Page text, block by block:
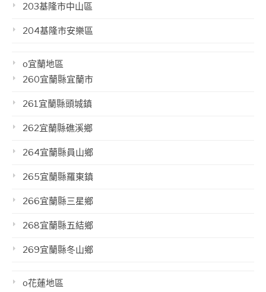
203基隆市中山區
204基隆市安樂區
o宜蘭地區
260宜蘭縣宜蘭市
261宜蘭縣頭城鎮
262宜蘭縣礁溪鄉
264宜蘭縣員山鄉
265宜蘭縣羅東鎮
266宜蘭縣三星鄉
268宜蘭縣五結鄉
269宜蘭縣冬山鄉
o花蓮地區